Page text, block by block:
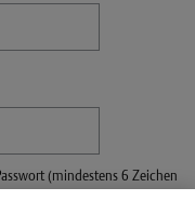
(mindestens 6 Zeichen